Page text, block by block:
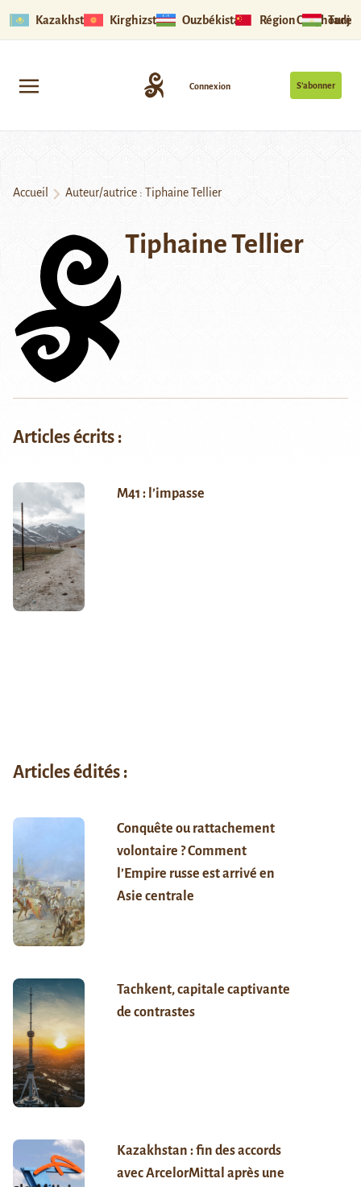
Kazakhstan Kirghizstan Ouzbékistan Région Ouïghoure
S’abonner
Connexion
Accueil Auteur/autrice : Tiphaine Tellier
Tiphaine Tellier
Articles écrits :
M41 : l’impasse
Articles édités :
Conquête ou rattachement
volontaire ? Comment
l’Empire russe est arrivé en
Asie centrale
Tachkent, capitale captivante
de contrastes
Kazakhstan : fin des accords
avec ArcelorMittal après une